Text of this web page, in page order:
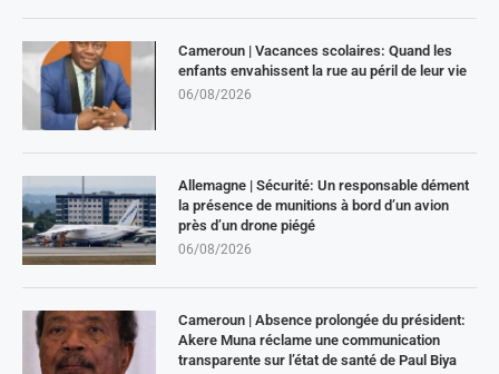
Cameroun | Vacances scolaires: Quand les
enfants envahissent la rue au péril de leur vie
06/08/2026
Allemagne | Sécurité: Un responsable dément
la présence de munitions à bord d’un avion
près d’un drone piégé
06/08/2026
Cameroun | Absence prolongée du président:
Akere Muna réclame une communication
transparente sur l’état de santé de Paul Biya